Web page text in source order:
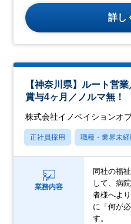
詳し
【神奈川県】ルート営
賞与4ヶ月／ノルマ無！
株式会社イノベイションオ
正社員採用 職種・業界未
業務内容
同社の福
して、病
者様へよ
に「何が
す。